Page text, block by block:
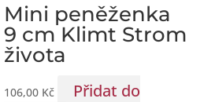
Mini peněženka
9 cm Klimt Strom
života
106,00 Kč
Přidat do